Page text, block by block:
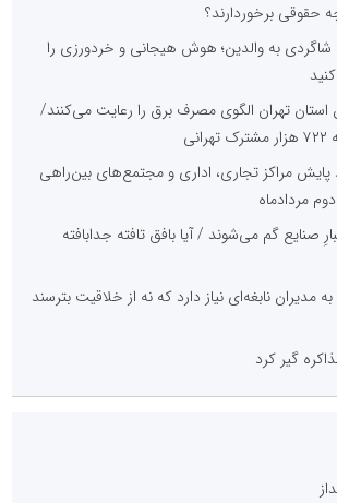
برخوردارند؟
به والدین؛ هوش هیجانی و خردورزی را
استان تهران الگوی مصرف برق را رعایت می‌کنند/
1950 مورد پایش مراکز تجاری، اداری و مجتمع‌های بین‌راهی
مردادماه
صنایع گم می‌شوند / آیا بافق تافته جدابافته
مدیران نابغه‌ای نیاز دارد که نه از خلاقیت بترسند
گیر کرد